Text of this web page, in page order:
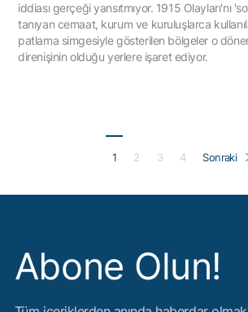
iddiası gerçeği yansıtmıyor. 1915 Olayları'nı
tanıyan cemaat, kurum ve kuruluşlarca
patlama simgesiyle gösterilen bölgeler o
direnişinin olduğu yerlere işaret ediyor.
1 2 3 4 Sonraki
Abone Olun!